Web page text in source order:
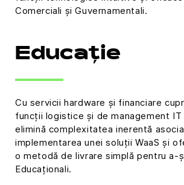
Comerciali și Guvernamentali.
Educație
Cu servicii hardware și financiare
funcții logistice și de management IT
elimină complexitatea inerentă
implementarea unei soluții WaaS și
o metodă de livrare simplă pentru a-
Educaționali.